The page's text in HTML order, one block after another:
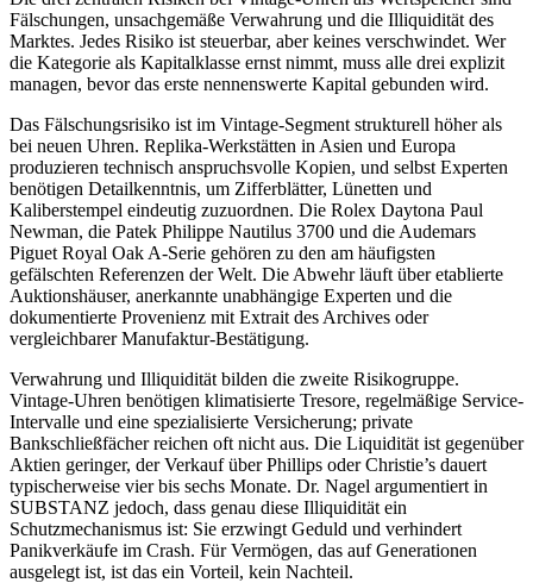
Fälschungen, unsachgemäße Verwahrung und die Illiquidität des
Marktes. Jedes Risiko ist steuerbar, aber keines verschwindet. Wer
die Kategorie als Kapitalklasse ernst nimmt, muss alle drei explizit
managen, bevor das erste nennenswerte Kapital gebunden wird.
Das Fälschungsrisiko ist im Vintage-Segment strukturell höher als
bei neuen Uhren. Replika-Werkstätten in Asien und Europa
produzieren technisch anspruchsvolle Kopien, und selbst Experten
benötigen Detailkenntnis, um Zifferblätter, Lünetten und
Kaliberstempel eindeutig zuzuordnen. Die Rolex Daytona Paul
Newman, die Patek Philippe Nautilus 3700 und die Audemars
Piguet Royal Oak A-Serie gehören zu den am häufigsten
gefälschten Referenzen der Welt. Die Abwehr läuft über etablierte
Auktionshäuser, anerkannte unabhängige Experten und die
dokumentierte Provenienz mit Extrait des Archives oder
vergleichbarer Manufaktur-Bestätigung.
Verwahrung und Illiquidität bilden die zweite Risikogruppe.
Vintage-Uhren benötigen klimatisierte Tresore, regelmäßige Service-
Intervalle und eine spezialisierte Versicherung; private
Bankschließfächer reichen oft nicht aus. Die Liquidität ist gegenüber
Aktien geringer, der Verkauf über Phillips oder Christie’s dauert
typischerweise vier bis sechs Monate. Dr. Nagel argumentiert in
SUBSTANZ jedoch, dass genau diese Illiquidität ein
Schutzmechanismus ist: Sie erzwingt Geduld und verhindert
Panikverkäufe im Crash. Für Vermögen, das auf Generationen
ausgelegt ist, ist das ein Vorteil, kein Nachteil.